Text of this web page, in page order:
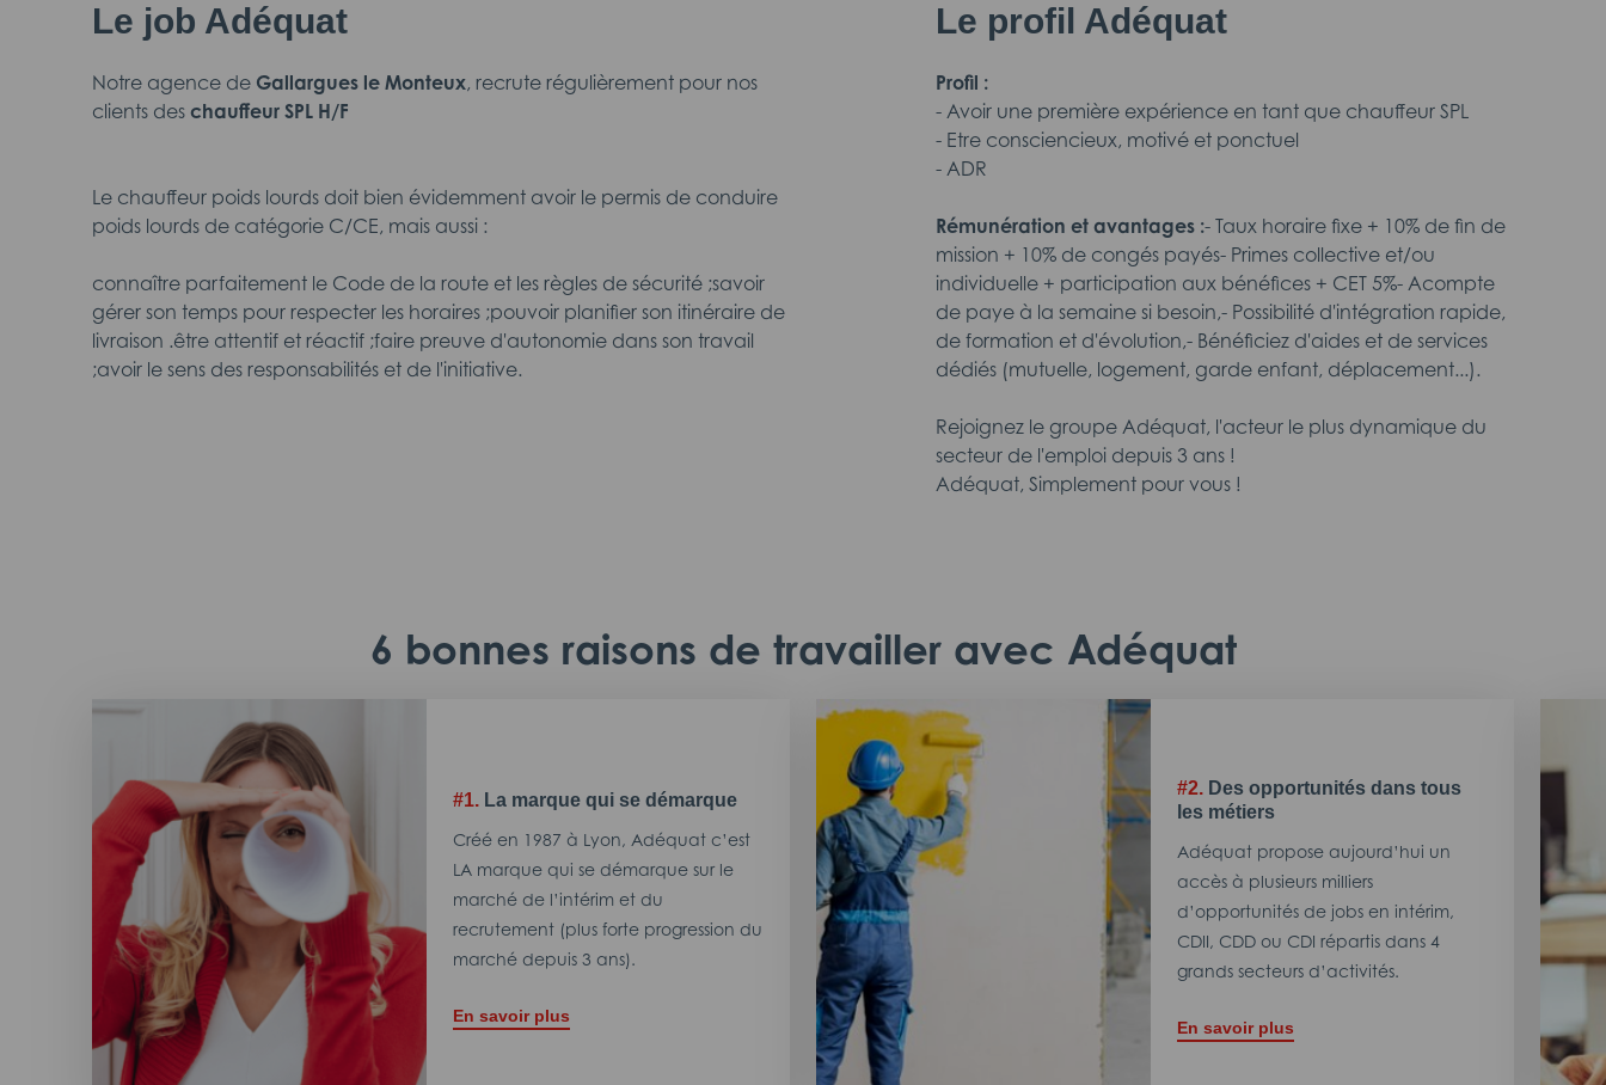
Le job Adéquat
Notre agence de Gallargues le Monteux, recrute régulièrement pour nos
clients des chauffeur SPL H/F
Le chauffeur poids lourds doit bien évidemment avoir le permis de conduire
poids lourds de catégorie C/CE, mais aussi :
connaître parfaitement le Code de la route et les règles de sécurité ;savoir
gérer son temps pour respecter les horaires ;pouvoir planifier son itinéraire de
livraison .être attentif et réactif ;faire preuve d'autonomie dans son travail
;avoir le sens des responsabilités et de l'initiative.
Le profil Adéquat
Profil :
- Avoir une première expérience en tant que chauffeur SPL
- Etre consciencieux, motivé et ponctuel
- ADR
Rémunération et avantages :- Taux horaire fixe + 10% de fin de
mission + 10% de congés payés- Primes collective et/ou
individuelle + participation aux bénéfices + CET 5%- Acompte
de paye à la semaine si besoin,- Possibilité d'intégration rapide,
de formation et d'évolution,- Bénéficiez d'aides et de services
dédiés (mutuelle, logement, garde enfant, déplacement...).
Rejoignez le groupe Adéquat, l'acteur le plus dynamique du
secteur de l'emploi depuis 3 ans !
Adéquat, Simplement pour vous !
6 bonnes raisons de travailler avec Adéquat
#1. La marque qui se démarque
Créé en 1987 à Lyon, Adéquat c’est
LA marque qui se démarque sur le
marché de l’intérim et du
recrutement (plus forte progression du
marché depuis 3 ans).
En savoir plus
#2. Des opportunités dans tous
les métiers
Adéquat propose aujourd’hui un
accès à plusieurs milliers
d’opportunités de jobs en intérim,
CDII, CDD ou CDI répartis dans 4
grands secteurs d’activités.
En savoir plus